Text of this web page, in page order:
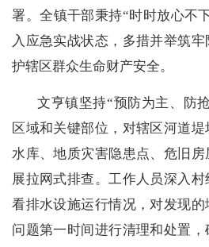
署。全镇干部秉持“时时放心不
入应急实战状态，多措并举筑
护辖区群众生命财产安全。
文亨镇坚持“预防为主、防
区域和关键部位，对辖区河道
水库、地质灾害隐患点、危旧
展拉网式排查。工作人员深入
看排水设施运行情况，对发现
问题第一时间进行清理和处置，